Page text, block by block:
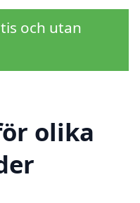
och utan
olika